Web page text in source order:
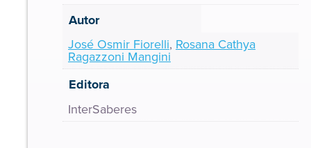
Autor
José Osmir Fiorelli, Rosana Cathya
Ragazzoni Mangini
Editora
InterSaberes